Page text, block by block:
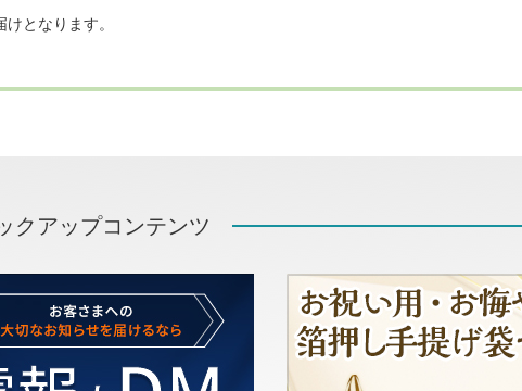
となります。
クアップコンテンツ